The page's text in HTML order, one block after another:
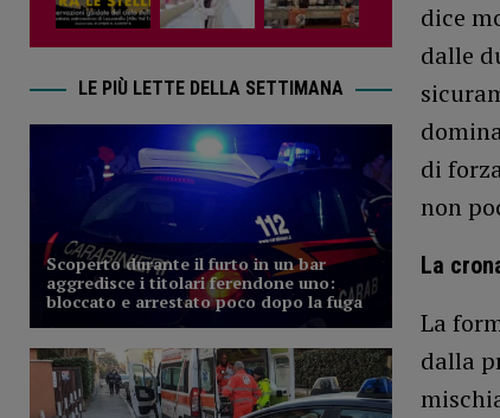
dice
dalle
di
non
La
La
dalla
LE PIÙ LETTE DELLA SETTIMANA